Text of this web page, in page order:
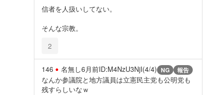
信者を人扱いしてない。
そんな宗教。
2
146 名無し6月前ID:M4NzU3NjI(4/4) NG 報告
なんか参議院と地方議員は立憲民主党も公明党も
残すらしいなｗ